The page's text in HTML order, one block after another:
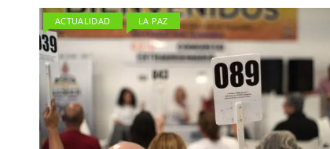
ACTUALIDAD LA PAZ